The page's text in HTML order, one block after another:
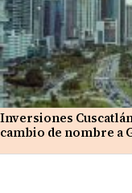
Inversiones
cambio de nombre a